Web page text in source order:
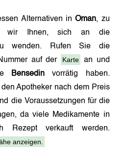
Alternativen inOman, zu
wir Ihnen, sich an die
wenden. Rufen Sie die
auf der
Karte
an und
Bensedin vorrätig haben.
Apotheker nach dem Preis
die Voraussetzungen für die
da viele Medikamente in
Rezept verkauft werden.
anzeigen.